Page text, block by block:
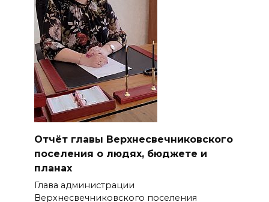
Отчёт главы Верхнесвечниковского
поселения о людях, бюджете и
планах
Глава администрации
Верхнесвечниковского поселения